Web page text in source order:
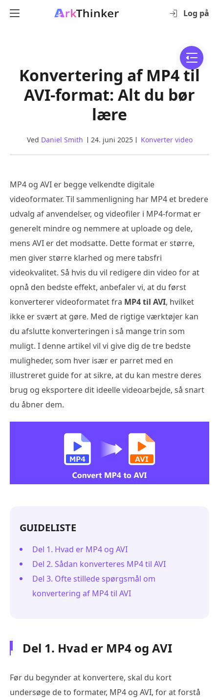
Log på
Konvertering af MP4 til
AVI-format: Alt du bør
lære
Ved Daniel Smith 24. juni 2025 Konverter video
MP4 og AVI er begge velkendte digitale
videoformater. Til sammenligning har MP4 et bredere
udvalg af anvendelser, og videofiler i MP4-format er
generelt mindre og nemmere at uploade og dele,
mens AVI er det modsatte. Dette format er større,
men giver større klarhed og mere tabsfri
videokvalitet. Så hvis du vil redigere din video for at
opnå den bedste effekt, anbefaler vi, at du først
konverterer videoformatet fra MP4 til AVI, hvilket
ikke er svært at gøre. Med de rigtige værktøjer kan
du afslutte konverteringen i så mange trin som
muligt. I denne artikel vil vi give dig de tre bedste
muligheder, som hver især er parret med en
illustreret guide for at sikre, at du kan mestre deres
brug og eksportere dit ideelle videoarbejde, så snart
du åbner dem.
GUIDELISTE
Del 1. Hvad er MP4 og AVI
Del 2. Sådan konverteres MP4 til AVI
Del 3. Ofte stillede spørgsmål om
konvertering af MP4 til AVI
Del 1. Hvad er MP4 og AVI
Før du begynder at konvertere, skal du kort
undersøge de to formater, MP4 og AVI, for at forstå